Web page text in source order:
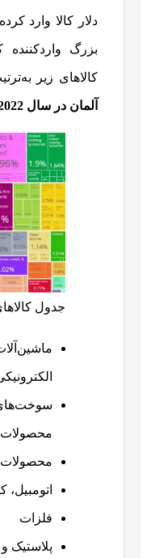
دلار کالا وارد
بزرگ
کالاهای زیر
آلمان در سال 2022
جدول
محصولات
محصولات
اتومبیل،
فلزات
پلاستیک